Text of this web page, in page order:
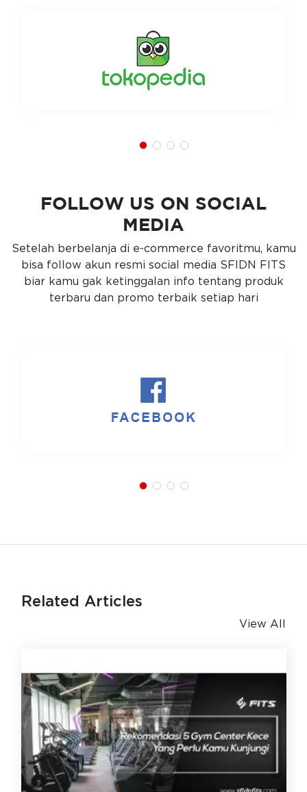
FOLLOW US ON SOCIAL
MEDIA
Setelah berbelanja di e-commerce favoritmu, kamu
bisa follow akun resmi social media SFIDN FITS
biar kamu gak ketinggalan info tentang produk
terbaru dan promo terbaik setiap hari
Related Articles
View All